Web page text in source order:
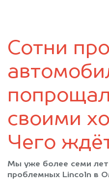
Усть-Ишим
Сотни
своими
Чего
Мы уже более семи лет
проблемных Lincoln в